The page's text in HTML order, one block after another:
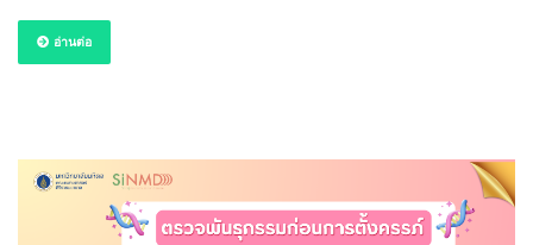
อ่านต่อ